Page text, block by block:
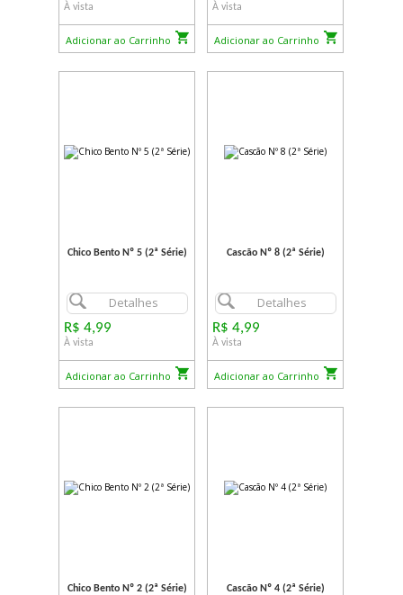
À vista
Adicionar ao Carrinho
À vista
Adicionar ao Carrinho
Chico Bento Nº 5 (2ª Série)
Detalhes
R$ 4,99
À vista
Adicionar ao Carrinho
Cascão Nº 8 (2ª Série)
Detalhes
R$ 4,99
À vista
Adicionar ao Carrinho
Chico Bento Nº 2 (2ª Série) Cascão Nº 4 (2ª Série)